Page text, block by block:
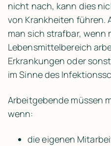
nicht nach, kann dies
von Krankheiten führen.
man sich strafbar, wenn
Lebensmittelbereich
Erkrankungen oder
im Sinne des
Arbeitgebende müssen
wenn:
die eigenen